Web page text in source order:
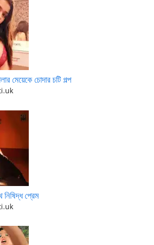
মেয়েকে চোদার চটি গল্প
নিষিদ্ধ প্রেম